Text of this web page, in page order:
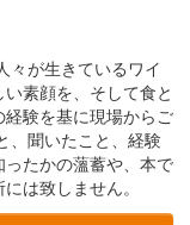
いるワイ
素顔を、そして食と
験を基に現場からご
、聞いたこと、経験
ったかの薀蓄や、本で
は致しません。